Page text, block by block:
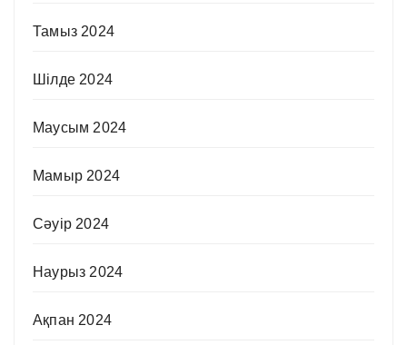
Тамыз 2024
Шілде 2024
Маусым 2024
Мамыр 2024
Сәуір 2024
Наурыз 2024
Ақпан 2024